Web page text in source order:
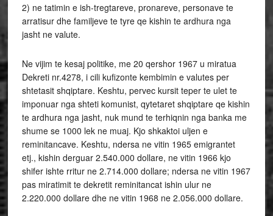
2) ne tatimin e ish-tregtareve, pronareve, personave te
arratisur dhe familjeve te tyre qe kishin te ardhura nga
jasht ne valute.
Ne vijim te kesaj politike, me 20 qershor 1967 u miratua
Dekreti nr.4278, i cili kufizonte kembimin e valutes per
shtetasit shqiptare. Keshtu, pervec kursit teper te ulet te
imponuar nga shteti komunist, qytetaret shqiptare qe kishin
te ardhura nga jasht, nuk mund te terhiqnin nga banka me
shume se 1000 lek ne muaj. Kjo shkaktoi uljen e
reminitancave. Keshtu, ndersa ne vitin 1965 emigrantet
etj., kishin derguar 2.540.000 dollare, ne vitin 1966 kjo
shifer ishte rritur ne 2.714.000 dollare; ndersa ne vitin 1967
pas miratimit te dekretit reminitancat ishin ulur ne
2.220.000 dollare dhe ne vitin 1968 ne 2.056.000 dollare.